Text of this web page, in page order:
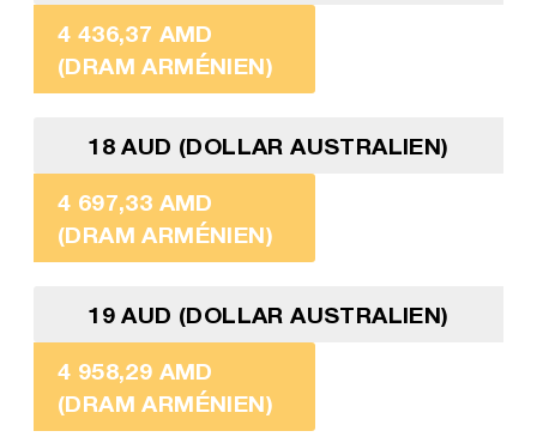
4 436,37 AMD
(DRAM ARMÉNIEN)
18 AUD (DOLLAR AUSTRALIEN)
4 697,33 AMD
(DRAM ARMÉNIEN)
19 AUD (DOLLAR AUSTRALIEN)
4 958,29 AMD
(DRAM ARMÉNIEN)